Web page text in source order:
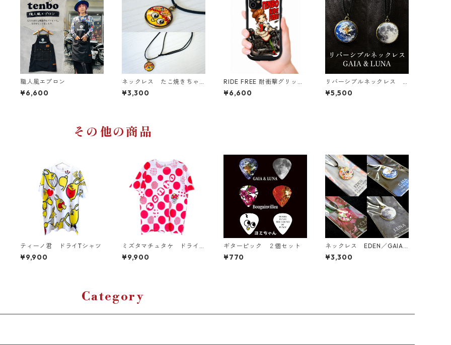
職人風エプロン
¥6,600
ネックレス たこ焼きちゃ
ん
¥3,300
RIDE FREE 耐衝撃グリップ
ケース iPhone対応
¥6,600
リバーシブルネックレス G
AIA & LUNA
¥5,500
その他の商品
ティーノ君 ドライTシャツ
¥9,900
ミズタマチュタケ ドライT
シャツ（キッズ〜大人XL）
¥9,900
ギターピック ２個セット
¥770
ネックレス EDEN／GAIA
／ブーゲンビリア／LUNA
¥3,300
Category